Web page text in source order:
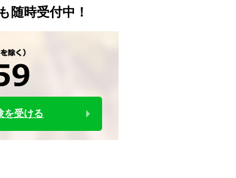
随時受付中！
を受ける